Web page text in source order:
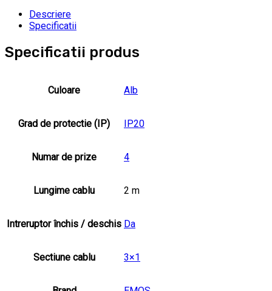
Descriere
Specificatii
Specificatii produs
Culoare Alb
Grad de protectie (IP) IP20
Numar de prize 4
Lungime cablu 2 m
Intreruptor închis / deschis Da
Sectiune cablu 3×1